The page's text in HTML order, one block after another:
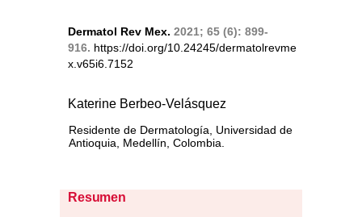
Dermatol Rev Mex. 2021; 65 (6): 899-
916. https://doi.org/10.24245/dermatolrevme
x.v65i6.7152
Katerine Berbeo-Velásquez
Residente de Dermatología, Universidad de
Antioquia, Medellín, Colombia.
Resumen